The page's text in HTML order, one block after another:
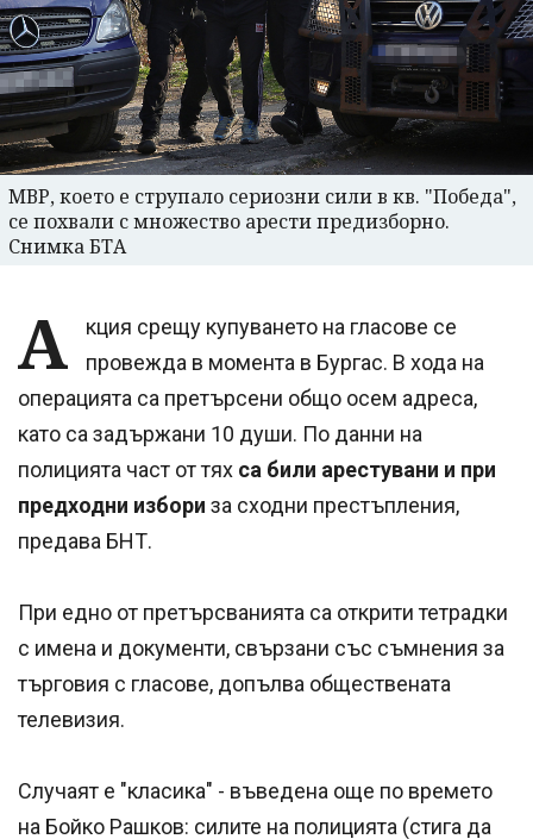
МВР, което е струпало сериозни сили в кв. "Победа",
се похвали с множество арести предизборно.
Снимка БТА
А
кция срещу купуването на гласове се
провежда в момента в Бургас. В хода на
операцията са претърсени общо осем адреса,
като са задържани 10 души. По данни на
полицията част от тях са били арестувани и при
предходни избори за сходни престъпления,
предава БНТ.
При едно от претърсванията са открити тетрадки
с имена и документи, свързани със съмнения за
търговия с гласове, допълва обществената
телевизия.
Случаят е "класика" - въведена още по времето
на Бойко Рашков: силите на полицията (стига да